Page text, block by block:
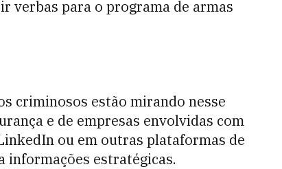
verbas para o programa de armas
criminosos estão mirando nesse
e de empresas envolvidas com
ou em outras plataformas de
informações estratégicas.